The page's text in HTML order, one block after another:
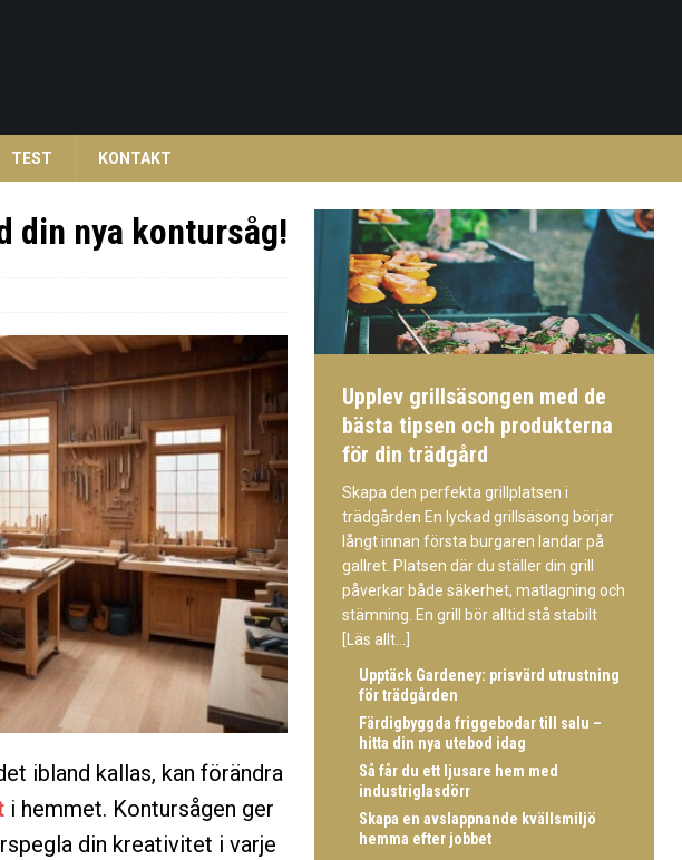
TEST KONTAKT
din nya kontursåg!
ibland kallas, kan förändra
i hemmet. Kontursågen ger
din kreativitet i varje
Upplev grillsäsongen med de
bästa tipsen och produkterna
för din trädgård
Skapa den perfekta grillplatsen i
trädgården En lyckad grillsäsong börjar
långt innan första burgaren landar på
gallret. Platsen där du ställer din grill
påverkar både säkerhet, matlagning och
stämning. En grill bör alltid stå stabilt
[Läs allt...]
Upptäck Gardeney: prisvärd utrustning
för trädgården
Färdigbyggda friggebodar till salu –
hitta din nya utebod idag
Så får du ett ljusare hem med
industriglasdörr
Skapa en avslappnande kvällsmiljö
hemma efter jobbet